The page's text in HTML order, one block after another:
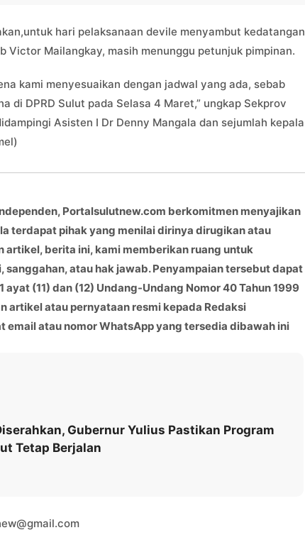
hari pelaksanaan devile menyambut kedatangan
Victor Mailangkay, masih menunggu petunjuk pimpinan.
kami menyesuaikan dengan jadwal yang ada, sebab
di DPRD Sulut pada Selasa 4 Maret,” ungkap Sekprov
Asisten I Dr Denny Mangala dan sejumlah kepala
Portalsulutnew.com berkomitmen menyajikan
terdapat pihak yang menilai dirinya dirugikan atau
artikel, berita ini, kami memberikan ruang untuk
atau hak jawab. Penyampaian tersebut dapat
(11) dan (12) Undang-Undang Nomor 40 Tahun 1999
artikel atau pernyataan resmi kepada Redaksi
email atau nomor WhatsApp yang tersedia dibawah ini
Gubernur Yulius Pastikan Program
Tetap Berjalan